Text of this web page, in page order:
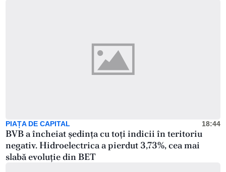
PIAȚA DE CAPITAL 18:44
BVB a încheiat ședința cu toți indicii în teritoriu
negativ. Hidroelectrica a pierdut 3,73%, cea mai
slabă evoluție din BET